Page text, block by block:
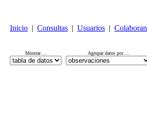
Inicio | Consultas | Usuarios | Colaboran
Mostrar ... Agrupar datos por ...